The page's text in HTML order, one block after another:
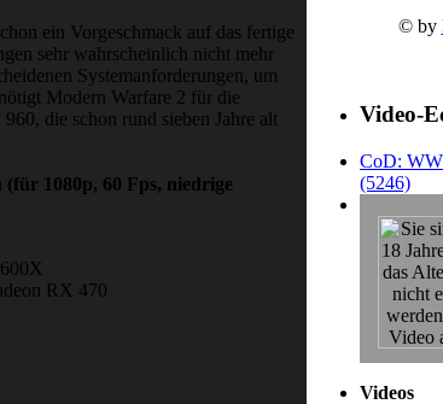
ein Vorgeschmack auf das fertige
sehr wahrscheinlich nicht mehr
Systemanforderungen, um
Modern Warfare 2 für die
die schon rund sieben Jahre alt
1080p, 60 Fps, niedrige
RX 470
© by
Video-
CoD:
(5246)
Videos